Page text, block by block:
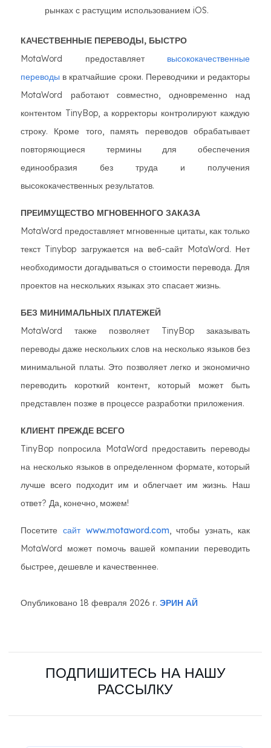
рынках с растущим использованием iOS.
КАЧЕСТВЕННЫЕ ПЕРЕВОДЫ, БЫСТРО
MotaWord предоставляет высококачественные
переводы в кратчайшие сроки. Переводчики и редакторы
MotaWord работают совместно, одновременно над
контентом TinyBop, а корректоры контролируют каждую
строку. Кроме того, память переводов обрабатывает
повторяющиеся термины для обеспечения
единообразия без труда и получения
высококачественных результатов.
ПРЕИМУЩЕСТВО МГНОВЕННОГО ЗАКАЗА
MotaWord предоставляет мгновенные цитаты, как только
текст Tinybop загружается на веб-сайт MotaWord. Нет
необходимости догадываться о стоимости перевода. Для
проектов на нескольких языках это спасает жизнь.
БЕЗ МИНИМАЛЬНЫХ ПЛАТЕЖЕЙ
MotaWord также позволяет TinyBop заказывать
переводы даже нескольких слов на несколько языков без
минимальной платы. Это позволяет легко и экономично
переводить короткий контент, который может быть
представлен позже в процессе разработки приложения.
КЛИЕНТ ПРЕЖДЕ ВСЕГО
TinyBop попросила MotaWord предоставить переводы
на несколько языков в определенном формате, который
лучше всего подходит им и облегчает им жизнь. Наш
ответ? Да, конечно, можем!
Посетите сайт www.motaword.com, чтобы узнать, как
MotaWord может помочь вашей компании переводить
быстрее, дешевле и качественнее.
Опубликовано 18 февраля 2026 г. ЭРИН АЙ
ПОДПИШИТЕСЬ НА НАШУ
РАССЫЛКУ